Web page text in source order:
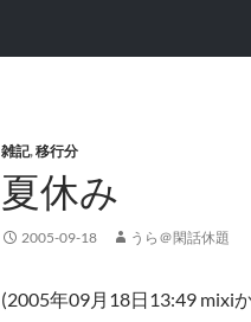
雑記,移行分
夏休み
2005-09-18 うら＠閑話休題
(2005年09月18日13:49 mixi